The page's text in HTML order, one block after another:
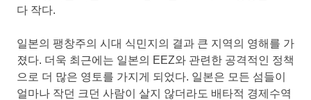
다 작다.
일본의 팽창주의 시대 식민지의 결과 큰 지역의 영해를 가
졌다. 더욱 최근에는 일본의 EEZ와 관련한 공격적인 정책
으로 더 많은 영토를 가지게 되었다. 일본은 모든 섬들이
얼마나 작던 크던 사람이 살지 않더라도 배타적 경제수역